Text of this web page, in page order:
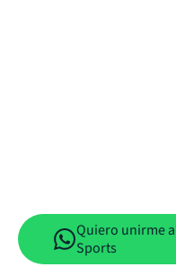
Quiero unirme
Sports